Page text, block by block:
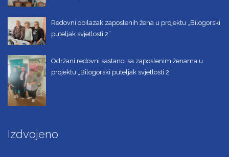
Redovni obilazak zaposlenih žena u projektu „Bilogorski
puteljak svjetlosti 2“
Održani redovni sastanci sa zaposlenim ženama u
projektu „Bilogorski puteljak svjetlosti 2“
Izdvojeno